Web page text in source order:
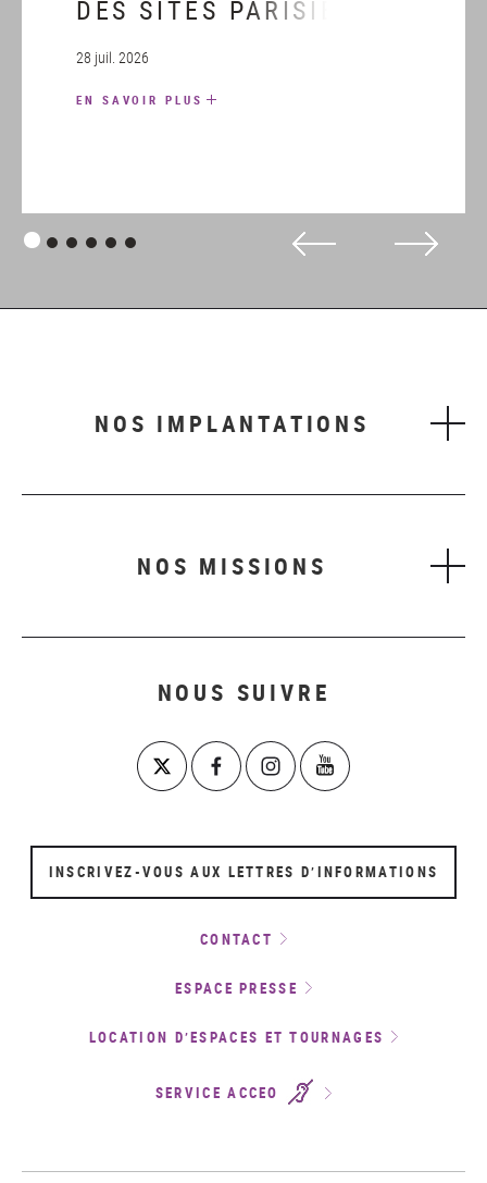
DES SITES PARISIENS
AOÛT AU DIMANCHE 6
SEPTEMBRE 2026
INCLUS
28 juil. 2026
EN SAVOIR PLUS
Panneau
Panneau
Panneau
Panneau
Panneau
Panneau
NOS IMPLANTATIONS
NOS MISSIONS
NOUS SUIVRE
INSCRIVEZ-VOUS AUX LETTRES D’INFORMATIONS
CONTACT
ESPACE PRESSE
LOCATION D’ESPACES ET TOURNAGES
SERVICE ACCEO